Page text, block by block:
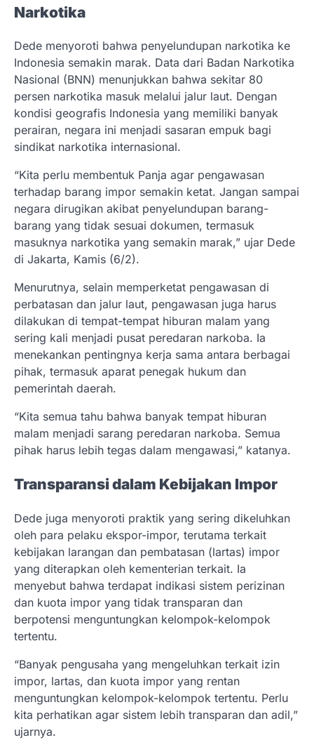
Narkotika
Dede menyoroti bahwa penyelundupan narkotika ke
Indonesia semakin marak. Data dari Badan Narkotika
Nasional (BNN) menunjukkan bahwa sekitar 80
persen narkotika masuk melalui jalur laut. Dengan
kondisi geografis Indonesia yang memiliki banyak
perairan, negara ini menjadi sasaran empuk bagi
sindikat narkotika internasional.
“Kita perlu membentuk Panja agar pengawasan
terhadap barang impor semakin ketat. Jangan sampai
negara dirugikan akibat penyelundupan barang-
barang yang tidak sesuai dokumen, termasuk
masuknya narkotika yang semakin marak,” ujar Dede
di Jakarta, Kamis (6/2).
Menurutnya, selain memperketat pengawasan di
perbatasan dan jalur laut, pengawasan juga harus
dilakukan di tempat-tempat hiburan malam yang
sering kali menjadi pusat peredaran narkoba. Ia
menekankan pentingnya kerja sama antara berbagai
pihak, termasuk aparat penegak hukum dan
pemerintah daerah.
“Kita semua tahu bahwa banyak tempat hiburan
malam menjadi sarang peredaran narkoba. Semua
pihak harus lebih tegas dalam mengawasi,” katanya.
Transparansi dalam Kebijakan Impor
Dede juga menyoroti praktik yang sering dikeluhkan
oleh para pelaku ekspor-impor, terutama terkait
kebijakan larangan dan pembatasan (lartas) impor
yang diterapkan oleh kementerian terkait. Ia
menyebut bahwa terdapat indikasi sistem perizinan
dan kuota impor yang tidak transparan dan
berpotensi menguntungkan kelompok-kelompok
tertentu.
“Banyak pengusaha yang mengeluhkan terkait izin
impor, lartas, dan kuota impor yang rentan
menguntungkan kelompok-kelompok tertentu. Perlu
kita perhatikan agar sistem lebih transparan dan adil,”
ujarnya.